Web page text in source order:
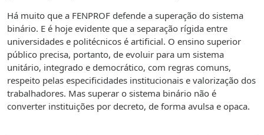
Há muito que a FENPROF defende a superação do sistema
binário. E é hoje evidente que a separação rígida entre
universidades e politécnicos é artificial. O ensino superior
público precisa, portanto, de evoluir para um sistema
unitário, integrado e democrático, com regras comuns,
respeito pelas especificidades institucionais e valorização dos
trabalhadores. Mas superar o sistema binário não é
converter instituições por decreto, de forma avulsa e opaca.